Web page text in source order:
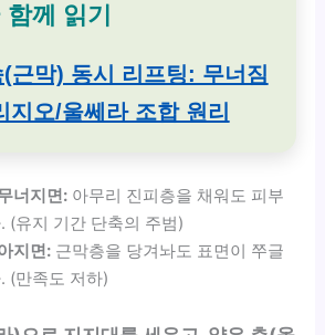
께 읽기
근막) 동시 리프팅: 무너짐
지오/울쎄라 조합 원리
너지면: 아무리 진피층을 채워도 피부
(유지 기간 단축의 주범)
지면: 근막층을 당겨놔도 표면이 쭈글
(만족도 저하)